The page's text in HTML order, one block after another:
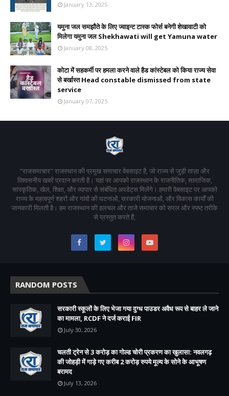
January 13, 2025
यमुना जल समझौते के लिए ज्वाइन्ट टास्क फोर्स बनेगी शेखावाटी को
मिलेगा यमुना जल Shekhawati will get Yamuna water
January 08, 2025
कोटा में सहकर्मी पर हमला करने वाले हैड कांस्टेबल को किया राज्य सेवा
से बर्खास्त Head constable dismissed from state
service
January 07, 2025
"राजसमाचार" राजस्थान की प्रमुख समाचार वेबसाइट है, जो राज्य से जुड़ी ताज़ा और
विश्वसनीय खबरें प्रदान करती है। यहां पर आपको राजस्थान के राजनीतिक, सामाजिक,
सांस्कृतिक, खेल, शिक्षा, और व्यापार से संबंधित अपडेट्स मिलेंगे। हमारी वेबसाइट पर आपको
राज्य के महत्वपूर्ण शहरों और गांवों की घटनाओं, सरकारी योजनाओं, और विकास कार्यों की
जानकारी मिलती है। हम राजस्थान की हलचल और ताजे समाचार को सरल और स्पष्ट तरीके
से प्रस्तुत करते हैं,
RANDOM POSTS
सरकारी स्कूलों के लिए भेजा गया दुग्ध पाउडर अवैध रूप से बाहर ले जाने
का मामला, RCDF ने दर्ज कराई FIR
July 30, 2026
चलती ट्रेन से 3 करोड़ का गोल्ड चोरी प्रकरण का खुलासा: नवलगढ़
की जोहड़ी में गाड़े गए करीब 2 करोड़ रुपये मूल्य के सोने के आभूषण
बरामद
July 13, 2026